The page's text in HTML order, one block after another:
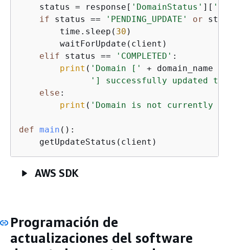
    status = response[
'DomainStatus' ][
if status == 'PENDING_UPDATE' or
        time.sleep(
30 )
        waitForUpdate(client)
elif status == 'COMPLETED' :
print ( 'Domain ['
+ domain_name +
'] successfully updated
else :
print ( 'Domain is not currently
def main ():
    getUpdateStatus(client)
AWS SDK
Programación de
actualizaciones del software